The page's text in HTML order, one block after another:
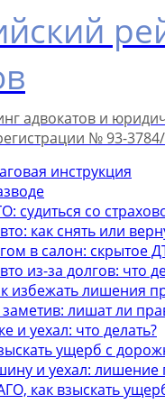
адвокатов и
№ 93-
инструкция
судиться со
как снять или
в салон: скрытое
из-за долгов: что
избежать лишения
лишат ли
и уехал: что делать?
ущерб с
и уехал: лишение
как взыскать